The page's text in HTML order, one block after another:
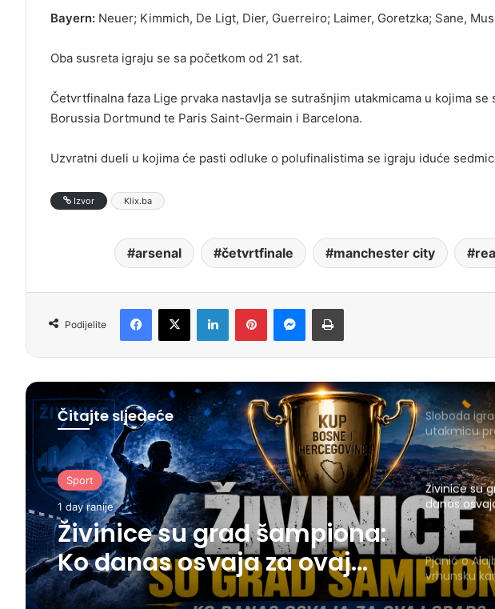
Bayern: Neuer; Kimmich, De Ligt, Dier, Guerreiro; Laimer, Goretzka; Sane,
Oba susreta igraju se sa početkom od 21 sat.
Četvrtfinalna faza Lige prvaka nastavlja se sutrašnjim utakmicama u kojima se
Borussia Dortmund te Paris Saint-Germain i Barcelona.
Uzvratni dueli u kojima će pasti odluke o polufinalistima se igraju iduće
Izvor Klix.ba
arsenal četvrtfinale manchester city
Podijelite
Čitajte sljedeće
Sport
1 day ranije
Živinice su grad šampiona:
Ko danas osvaja za ovaj
grad?
Sloboda
utakmicu
Gračanici
Živinice su
danas
Pjanić o
vrhunsku